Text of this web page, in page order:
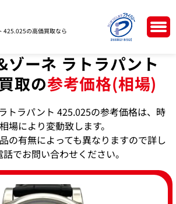
425.025の高価買取なら
ゾーネ ラトラパント
取の参考価格(相場)
トラパント 425.025の参考価格は、時
場により変動致します。
の有無によっても異なりますので詳し
話でお問い合わせください。